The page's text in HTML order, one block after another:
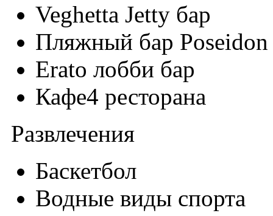
Veghetta Jetty бар
Пляжный бар Poseidon
Erato лобби бар
Кафе4 ресторана
Развлечения
Баскетбол
Водные виды спорта